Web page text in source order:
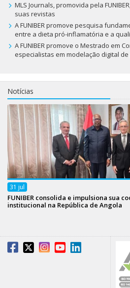
MLS Journals, promovida pela
suas revistas
A FUNIBER promove pesquisa
entre a dieta pró-inflamatória e a
A FUNIBER promove o Mestrado em
especialistas em modelação digital
Notícias
31 jul
FUNIBER consolida e impulsiona sua
institucional na República de Angola